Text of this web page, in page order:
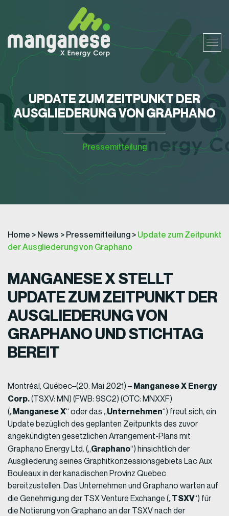
UPDATE ZUM ZEITPUNKT DER
AUSGLIEDERUNG VON GRAPHANO
Pressemitteilung
Home > News > Pressemitteilung > Update zum Zeitpunkt
der Ausgliederung von Graphano
MANGANESE X STELLT
UPDATE ZUM ZEITPUNKT DER
AUSGLIEDERUNG VON
GRAPHANO UND STICHTAG
BEREIT
Montréal, Québec–(20. Mai 2021) – Manganese X Energy
Corp.(TSXV: MN) (FWB: 9SC2) (OTC: MNXXF)
(„Manganese X“ oder das „Unternehmen“) freut sich, ein
Update bezüglich des geplanten Zeitpunkts des zuvor
angekündigten gesetzlichen Arrangement-Plans mit
Graphano Energy Ltd. („Graphano“) hinsichtlich der
Ausgliederung seines Graphitkonzessionsgebiets Lac Aux
Bouleaux in der kanadischen Provinz Quebec
bereitzustellen. Das Unternehmen und Graphano warten auf
die Genehmigung der TSX Venture Exchange („TSXV“) für
die Notierung von Graphano an der TSXV nach der